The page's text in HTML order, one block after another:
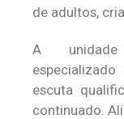
de adultos,
A unidade
escuta
continuado.